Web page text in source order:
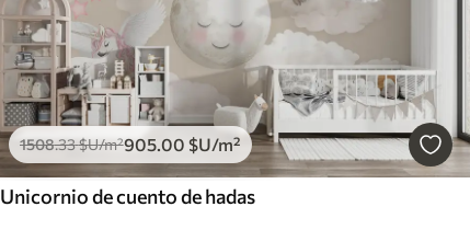
1508.33$U/m²905.00 $U/m²
Unicornio de cuento de hadas